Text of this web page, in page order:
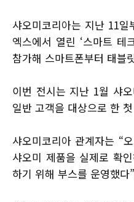
샤오미코리아는 지난 11
엑스에서 열린 ‘스마트 테
참가해 스마트폰부터 태블
이번 전시는 지난 1월 샤
일반 고객을 대상으로 한
샤오미코리아 관계자는 “
샤오미 제품을 실제로 확
하기 위해 부스를 운영했다